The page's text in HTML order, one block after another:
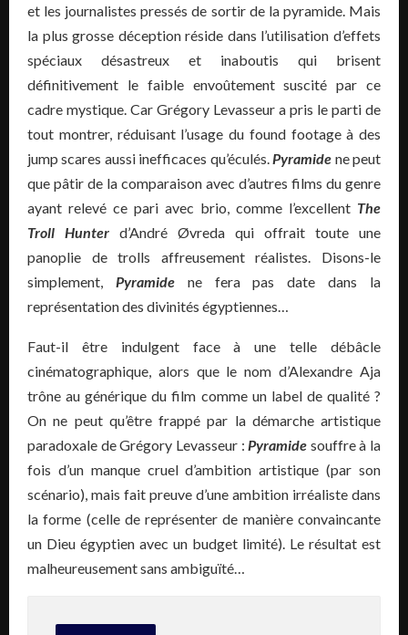
et les journalistes pressés de sortir de la pyramide. Mais
la plus grosse déception réside dans l’utilisation d’effets
spéciaux désastreux et inaboutis qui brisent
définitivement le faible envoûtement suscité par ce
cadre mystique. Car Grégory Levasseur a pris le parti de
tout montrer, réduisant l’usage du found footage à des
jump scares aussi inefficaces qu’éculés.Pyramide ne peut
que pâtir de la comparaison avec d’autres films du genre
ayant relevé ce pari avec brio, comme l’excellent The
Troll Hunter d’André Øvreda qui offrait toute une
panoplie de trolls affreusement réalistes. Disons-le
simplement, Pyramidene fera pas date dans la
représentation des divinités égyptiennes…
Faut-il être indulgent face à une telle débâcle
cinématographique, alors que le nom d’Alexandre Aja
trône au générique du film comme un label de qualité ?
On ne peut qu’être frappé par la démarche artistique
paradoxale de Grégory Levasseur :Pyramide souffre à la
fois d’un manque cruel d’ambition artistique (par son
scénario), mais fait preuve d’une ambition irréaliste dans
la forme (celle de représenter de manière convaincante
un Dieu égyptien avec un budget limité). Le résultat est
malheureusement sans ambiguïté…